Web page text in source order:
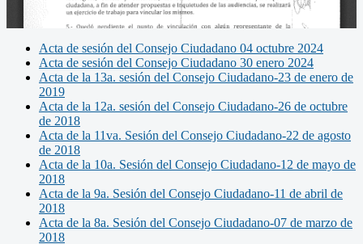
Acta de sesión del Consejo Ciudadano 04 octubre 2024
Acta de sesión del Consejo Ciudadano 30 enero 2024
Acta de la 13a. sesión del Consejo Ciudadano-23 de enero de
2019
Acta de la 12a. sesión del Consejo Ciudadano-26 de octubre
de 2018
Acta de la 11va. Sesión del Consejo Ciudadano-22 de agosto
de 2018
Acta de la 10a. Sesión del Consejo Ciudadano-12 de mayo de
2018
Acta de la 9a. Sesión del Consejo Ciudadano-11 de abril de
2018
Acta de la 8a. Sesión del Consejo Ciudadano-07 de marzo de
2018